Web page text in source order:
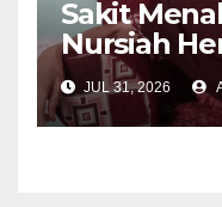
Sakit
Nursiah
Terakhir
JUL 31, 2026